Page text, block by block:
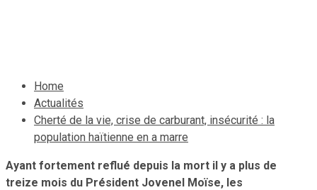
Home
Actualités
Cherté de la vie, crise de carburant, insécurité : la
population haïtienne en a marre
Ayant fortement reflué depuis la mort il y a plus de
treize mois du Président Jovenel Moïse, les